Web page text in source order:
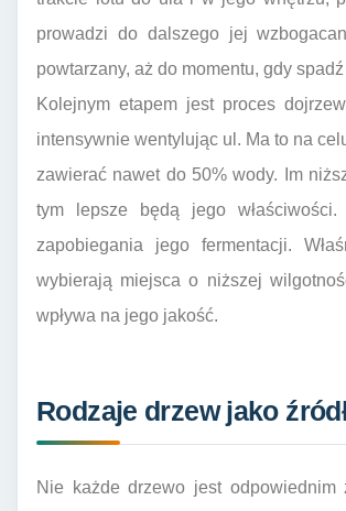
prowadzi do dalszego jej
powtarzany, aż do momentu, gdy
Kolejnym etapem jest proces
intensywnie wentylując ul. Ma to na
zawierać nawet do 50% wody. Im
tym lepsze będą jego
zapobiegania jego fermentacji.
wybierają miejsca o niższej
wpływa na jego jakość.
Rodzaje drzew jako
Nie każde drzewo jest odpowiednim